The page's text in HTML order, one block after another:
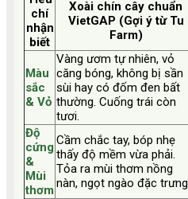
chí
nhận
biết
Xoài chín cây chuẩn
VietGAP (Gợi ý từ Tu
Farm)
Màu
sắc
& Vỏ
Vàng ươm tự nhiên, vỏ
căng bóng, không bị sần
sùi hay có đốm đen bất
thường. Cuống trái còn
tươi.
Độ
cứng
&
Mùi
thơm
Cầm chắc tay, bóp nhẹ
thấy độ mềm vừa phải.
Tỏa ra mùi thơm nồng
nàn, ngọt ngào đặc